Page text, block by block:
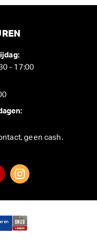
- 17:00
geen cash.